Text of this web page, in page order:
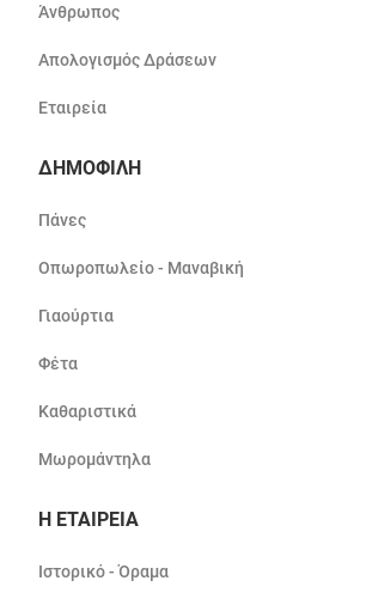
Άνθρωπος
Απολογισμός Δράσεων
Εταιρεία
ΔΗΜΟΦΙΛΗ
Πάνες
Οπωροπωλείο - Μαναβική
Γιαούρτια
Φέτα
Καθαριστικά
Μωρομάντηλα
Η ΕΤΑΙΡΕΙΑ
Ιστορικό - Όραμα